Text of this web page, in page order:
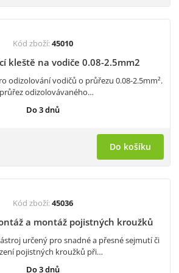
Kód zboží:45010
kleště na vodiče 0.08-2.5mm2
odizolování vodičů o průřezu 0.08-2.5mm².
odizolovávaného…
Do 3 dnů
Do košíku
Kód zboží:45036
a montáž pojistných kroužků
určený pro snadné a přesné sejmutí či
pojistných kroužků při…
Do 3 dnů